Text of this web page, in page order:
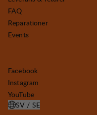
FAQ
Reparationer
Events
Facebook
Instagram
YouTube
SV / SE
ÖPPNA VÄLJ LAND